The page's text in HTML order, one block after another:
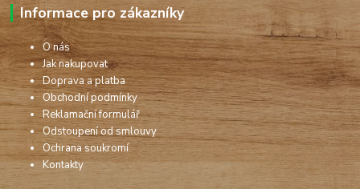
Informace pro zákazníky
O nás
Jak nakupovat
Doprava a platba
Obchodní podmínky
Reklamační formulář
Odstoupení od smlouvy
Ochrana soukromí
Kontakty